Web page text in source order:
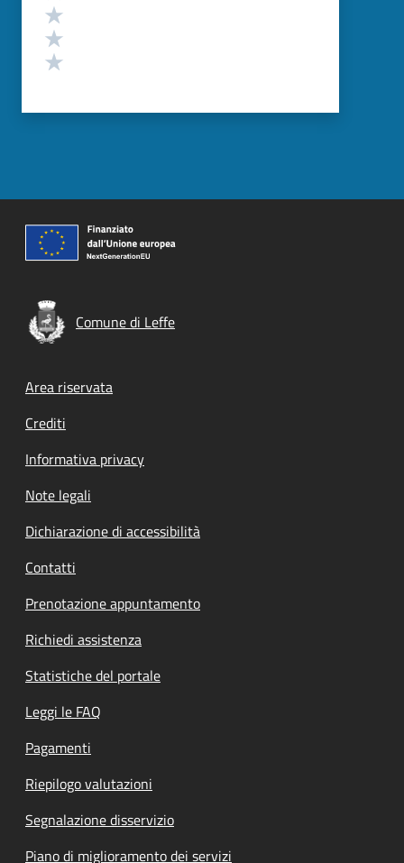
Comune di Leffe
Footer menu
Area riservata
Crediti
Informativa privacy
Note legali
Dichiarazione di accessibilità
Contatti
Prenotazione appuntamento
Richiedi assistenza
Statistiche del portale
Leggi le FAQ
Pagamenti
Riepilogo valutazioni
Segnalazione disservizio
Piano di miglioramento dei servizi